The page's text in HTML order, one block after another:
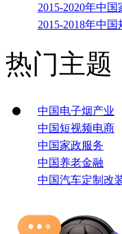
2015-2020年中
2015-2018年中
热门主题
中国电子烟产业
中国短视频电商
中国家政服务
中国养老金融
中国汽车定制改